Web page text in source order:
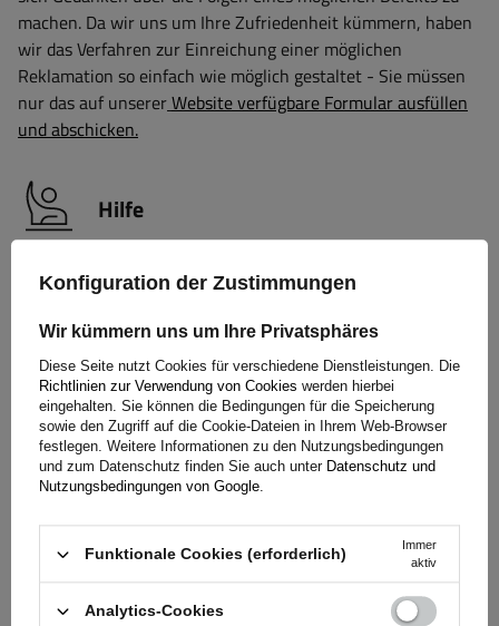
machen. Da wir uns um Ihre Zufriedenheit kümmern, haben
wir das Verfahren zur Einreichung einer möglichen
Reklamation so einfach wie möglich gestaltet - Sie müssen
nur das auf unsererWebsite verfügbare Formular ausfüllen
und abschicken.
Hilfe
Haben Sie Fragen zur Auswahl oder Anwendung unserer
von Unitrailer geben Ihnen gerne alle Informationen, die Sie
benötigen.
+49 32213249035 unitrailer@unitrailer.de
Konfiguration der Zustimmungen
Wir kümmern uns um Ihre Privatsphäres
Diese Seite nutzt Cookies für verschiedene Dienstleistungen. Die
Richtlinien zur Verwendung von Cookies werden hierbei
eingehalten. Sie können die Bedingungen für die Speicherung
sowie den Zugriff auf die Cookie-Dateien in Ihrem Web-Browser
festlegen. Weitere Informationen zu den Nutzungsbedingungen
und zum Datenschutz finden Sie auch unter Datenschutz und
Nutzungsbedingungen von Google.
Funktionale Cookies (erforderlich)
Immer
aktiv
Analytics-Cookies